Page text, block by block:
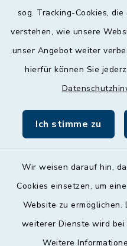
sog. Tracking-Cookies,
verstehen, wie unsere
unser Angebot weiter
hierfür können Sie
Ich stimme zu
Wir weisen darauf hin,
Cookies einsetzen, um
Website zu ermöglichen.
weiterer Dienste wird
Weitere
Donnerstag
09:00 - 12:00 und
09:00 - 12:00 Uhr